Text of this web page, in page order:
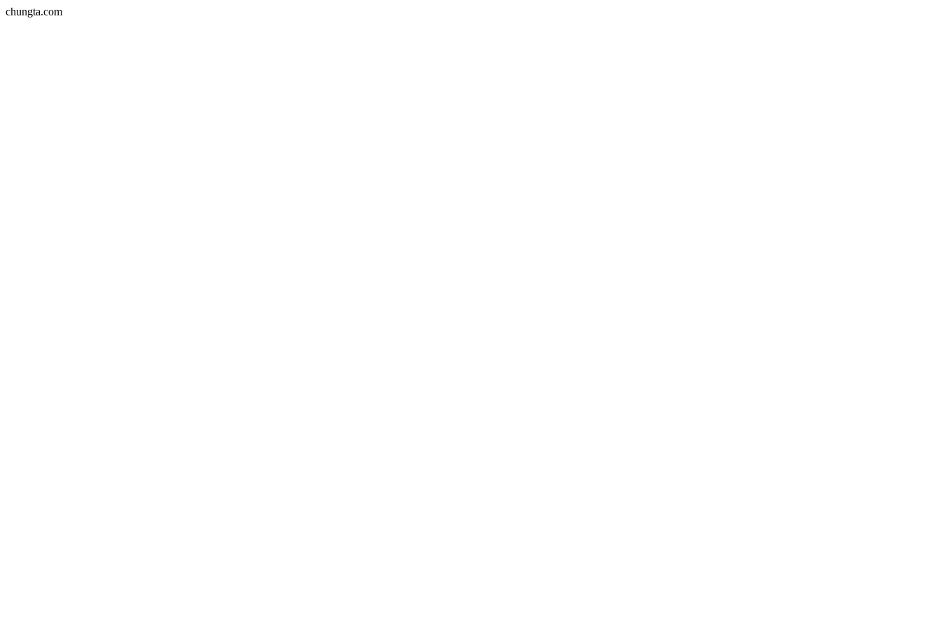
chungta.com